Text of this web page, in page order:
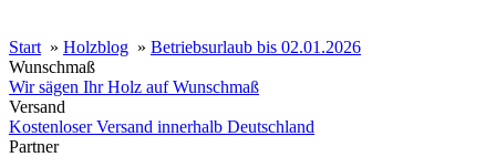
Start » Holzblog » Betriebsurlaub bis 02.01.2026
Wunschmaß
Wir sägen Ihr Holz auf Wunschmaß
Versand
Kostenloser Versand innerhalb Deutschland
Partner